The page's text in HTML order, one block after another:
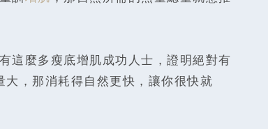
這麼多瘦底增肌成功人士，證明絕對有
，那消耗得自然更快，讓你很快就